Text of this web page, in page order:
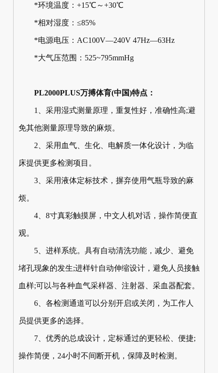
*环境温度：+15℃～+30℃
*相对湿度：≤85%
*电源电压：AC100V—240V 47Hz—63Hz
*大气压范围：525~795mmHg
PL2000PLUS万搏体育(中国)特点：
1、采用湿式测量原理，重复性好，准确性高;避
免其他测量原理导致的麻烦。
2、采用血气、生化、电解质一体化设计，为临
床提供更多检测项目。
3、采用液体定标技术，摒弃使用气瓶导致的麻
烦。
4、8寸真彩触摸屏，中文人机对话，操作简便直
观。
5、进样系统。具有自动清洗功能，减少、避免
堵孔现象的发生;进样针自动伸缩设计，避免人员接触
血样;可以与各种血气采样器、注射器、采血器配套。
6、各检测通道可以分别开启或关闭，为工作人
员提供更多的选择。
7、优秀的总成设计，定标通过的更轻松、便捷;
操作简便，24小时不间断开机，保障及时检测。